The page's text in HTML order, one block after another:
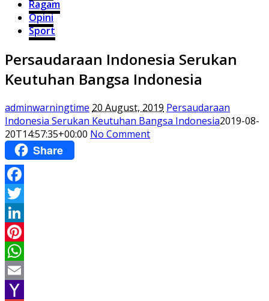
Ragam
Opini
Sport
Persaudaraan Indonesia Serukan
Keutuhan Bangsa Indonesia
adminwarningtime 20 August, 2019 Persaudaraan
Indonesia Serukan Keutuhan Bangsa Indonesia2019-08-
20T14:57:35+00:00 No Comment
Share
Facebook
Twitter
LinkedIn
Pinterest
WhatsApp
Email